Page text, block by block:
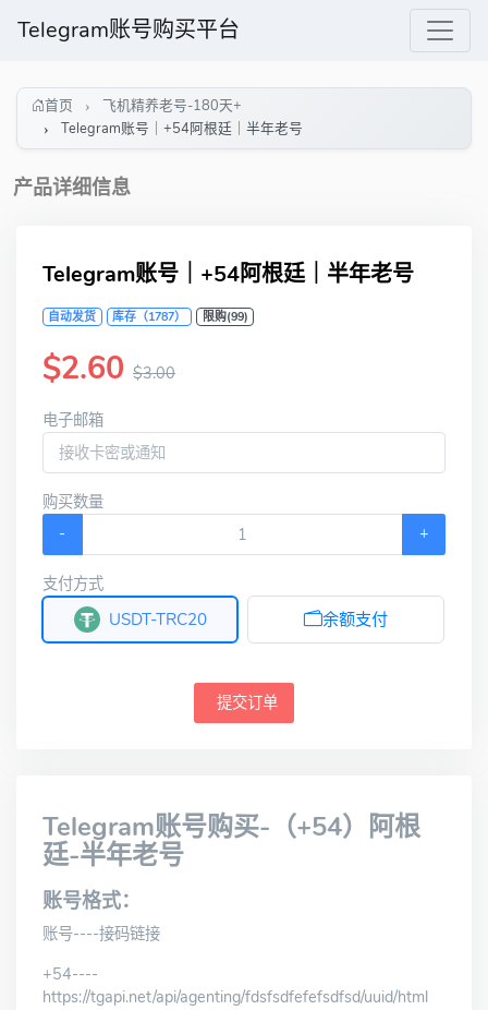
Telegram账号购买平台
首页
飞机精养老号-180天+
Telegram账号｜+54阿根廷｜半年老号
产品详细信息
Telegram账号｜+54阿根廷｜半年老号
自动发货 库存（1787） 限购(99)
$2.60 $3.00
电子邮箱
购买数量
-
+
支付方式
USDT-TRC20
余额支付
提交订单
Telegram账号购买-（+54）阿根
廷-半年老号
账号格式：
账号----接码链接
+54----
https://tgapi.net/api/agenting/fdsfsdfefefsdfsd/uuid/html